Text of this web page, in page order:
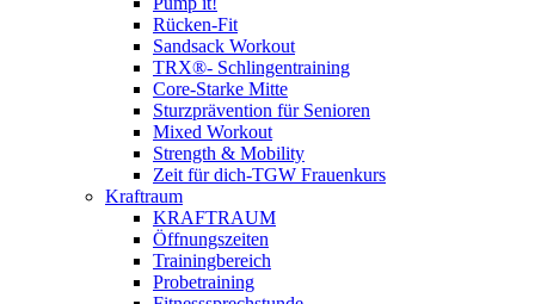
Rücken-Fit
Sandsack Workout
TRX®- Schlingentraining
Core-Starke Mitte
Sturzprävention für Senioren
Mixed Workout
Strength & Mobility
Zeit für dich-TGW Frauenkurs
Kraftraum
KRAFTRAUM
Öffnungszeiten
Trainingbereich
Probetraining